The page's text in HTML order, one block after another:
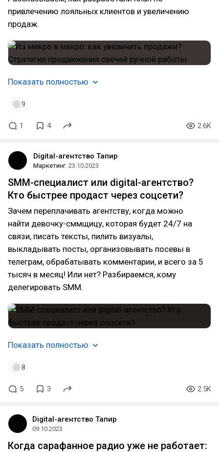
привлечению лояльных клиентов и увеличению
продаж.
Показать полностью
9
1 4 2.6K
Digital-агентство Тапир
Маркетинг 23.10.2023
SMM-специалист или digital-агентство?
Кто быстрее продаст через соцсети?
Зачем переплачивать агентству, когда можно
найти девочку-сммщицу, которая будет 24/7 на
связи, писать тексты, пилить визуалы,
выкладывать посты, организовывать посевы в
телеграм, обрабатывать комментарии, и всего за 5
тысяч в месяц! Или нет? Разбираемся, кому
делегировать SMM.
Показать полностью
8
5 3 2.5K
Digital-агентство Тапир
09.10.2023
Когда сарафанное радио уже не работает: